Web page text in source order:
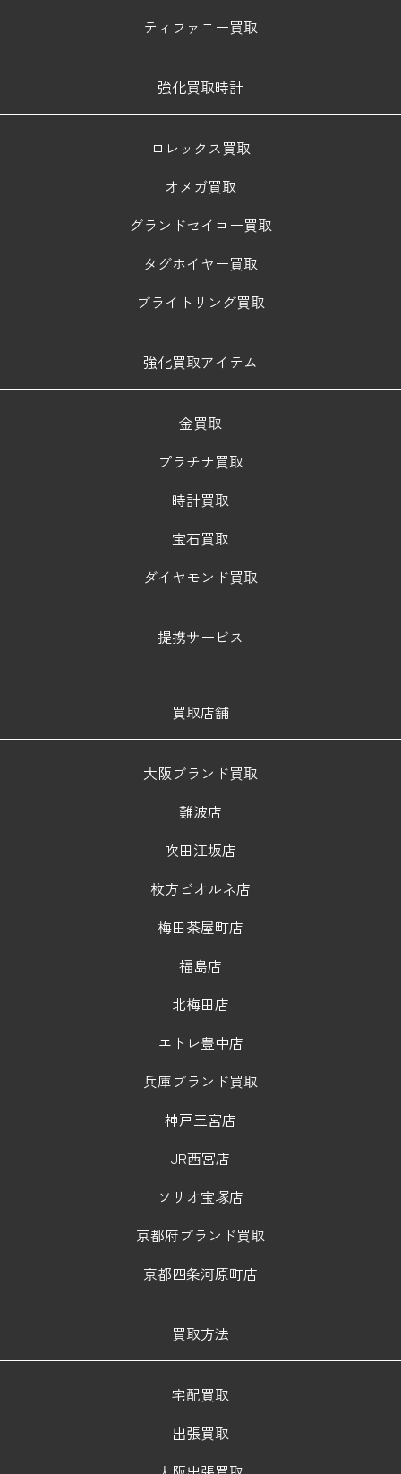
ティファニー買取
強化買取時計
ロレックス買取
オメガ買取
グランドセイコー買取
タグホイヤー買取
ブライトリング買取
強化買取アイテム
金買取
プラチナ買取
時計買取
宝石買取
ダイヤモンド買取
提携サービス
買取店舗
大阪ブランド買取
難波店
吹田江坂店
枚方ビオルネ店
梅田茶屋町店
福島店
北梅田店
エトレ豊中店
兵庫ブランド買取
神戸三宮店
JR西宮店
ソリオ宝塚店
京都府ブランド買取
京都四条河原町店
買取方法
宅配買取
出張買取